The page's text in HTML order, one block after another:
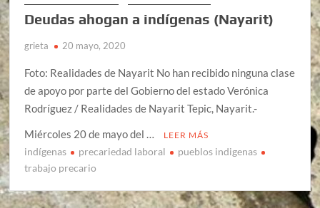
Deudas ahogan a indígenas (Nayarit)
grieta 20 mayo, 2020
Foto: Realidades de Nayarit No han recibido ninguna clase
de apoyo por parte del Gobierno del estado Verónica
Rodríguez / Realidades de Nayarit Tepic, Nayarit.-
Miércoles 20 de mayo del …
LEER MÁS
indígenas precariedad laboral
pueblos indigenas
trabajo precario